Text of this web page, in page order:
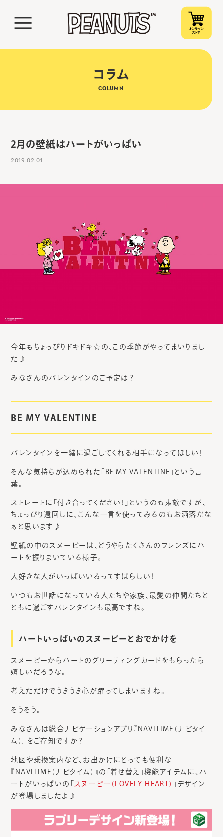
コラム
COLUMN
2月の壁紙はハートがいっぱい
2019.02.01
今年もちょっぴりドキドキ☆の、この季節がやってまいりまし
た♪
みなさんのバレンタインのご予定は？
BE MY VALENTINE
バレンタインを一緒に過ごしてくれる相手になってほしい！
そんな気持ちが込められた「BE MY VALENTINE」という言
葉。
ストレートに「付き合ってください！」というのも素敵ですが、
ちょっぴり遠回しに、こんな一言を使ってみるのもお洒落だな
ぁと思います♪
壁紙の中のスヌーピーは、どうやらたくさんのフレンズにハ
ートを振りまいている様子。
大好きな人がいっぱいいるってすばらしい！
いつもお世話になっている人たちや家族、最愛の仲間たちと
ともに過ごすバレンタインも最高ですね。
ハートいっぱいのスヌーピーとおでかけを
スヌーピーからハートのグリーティングカードをもらったら
嬉しいだろうな。
考えただけでうきうき心が躍ってしまいますね。
そうそう。
みなさんは総合ナビゲーションアプリ『NAVITIME（ナビタイ
ム）』をご存知ですか？
地図や乗換案内など、お出かけにとっても便利な
『NAVITIME（ナビタイム）』の「着せ替え」機能アイテムに、ハ
ートがいっぱいの「 スヌーピー（LOVELY HEART）
」デザイン
が登場しましたよ♪